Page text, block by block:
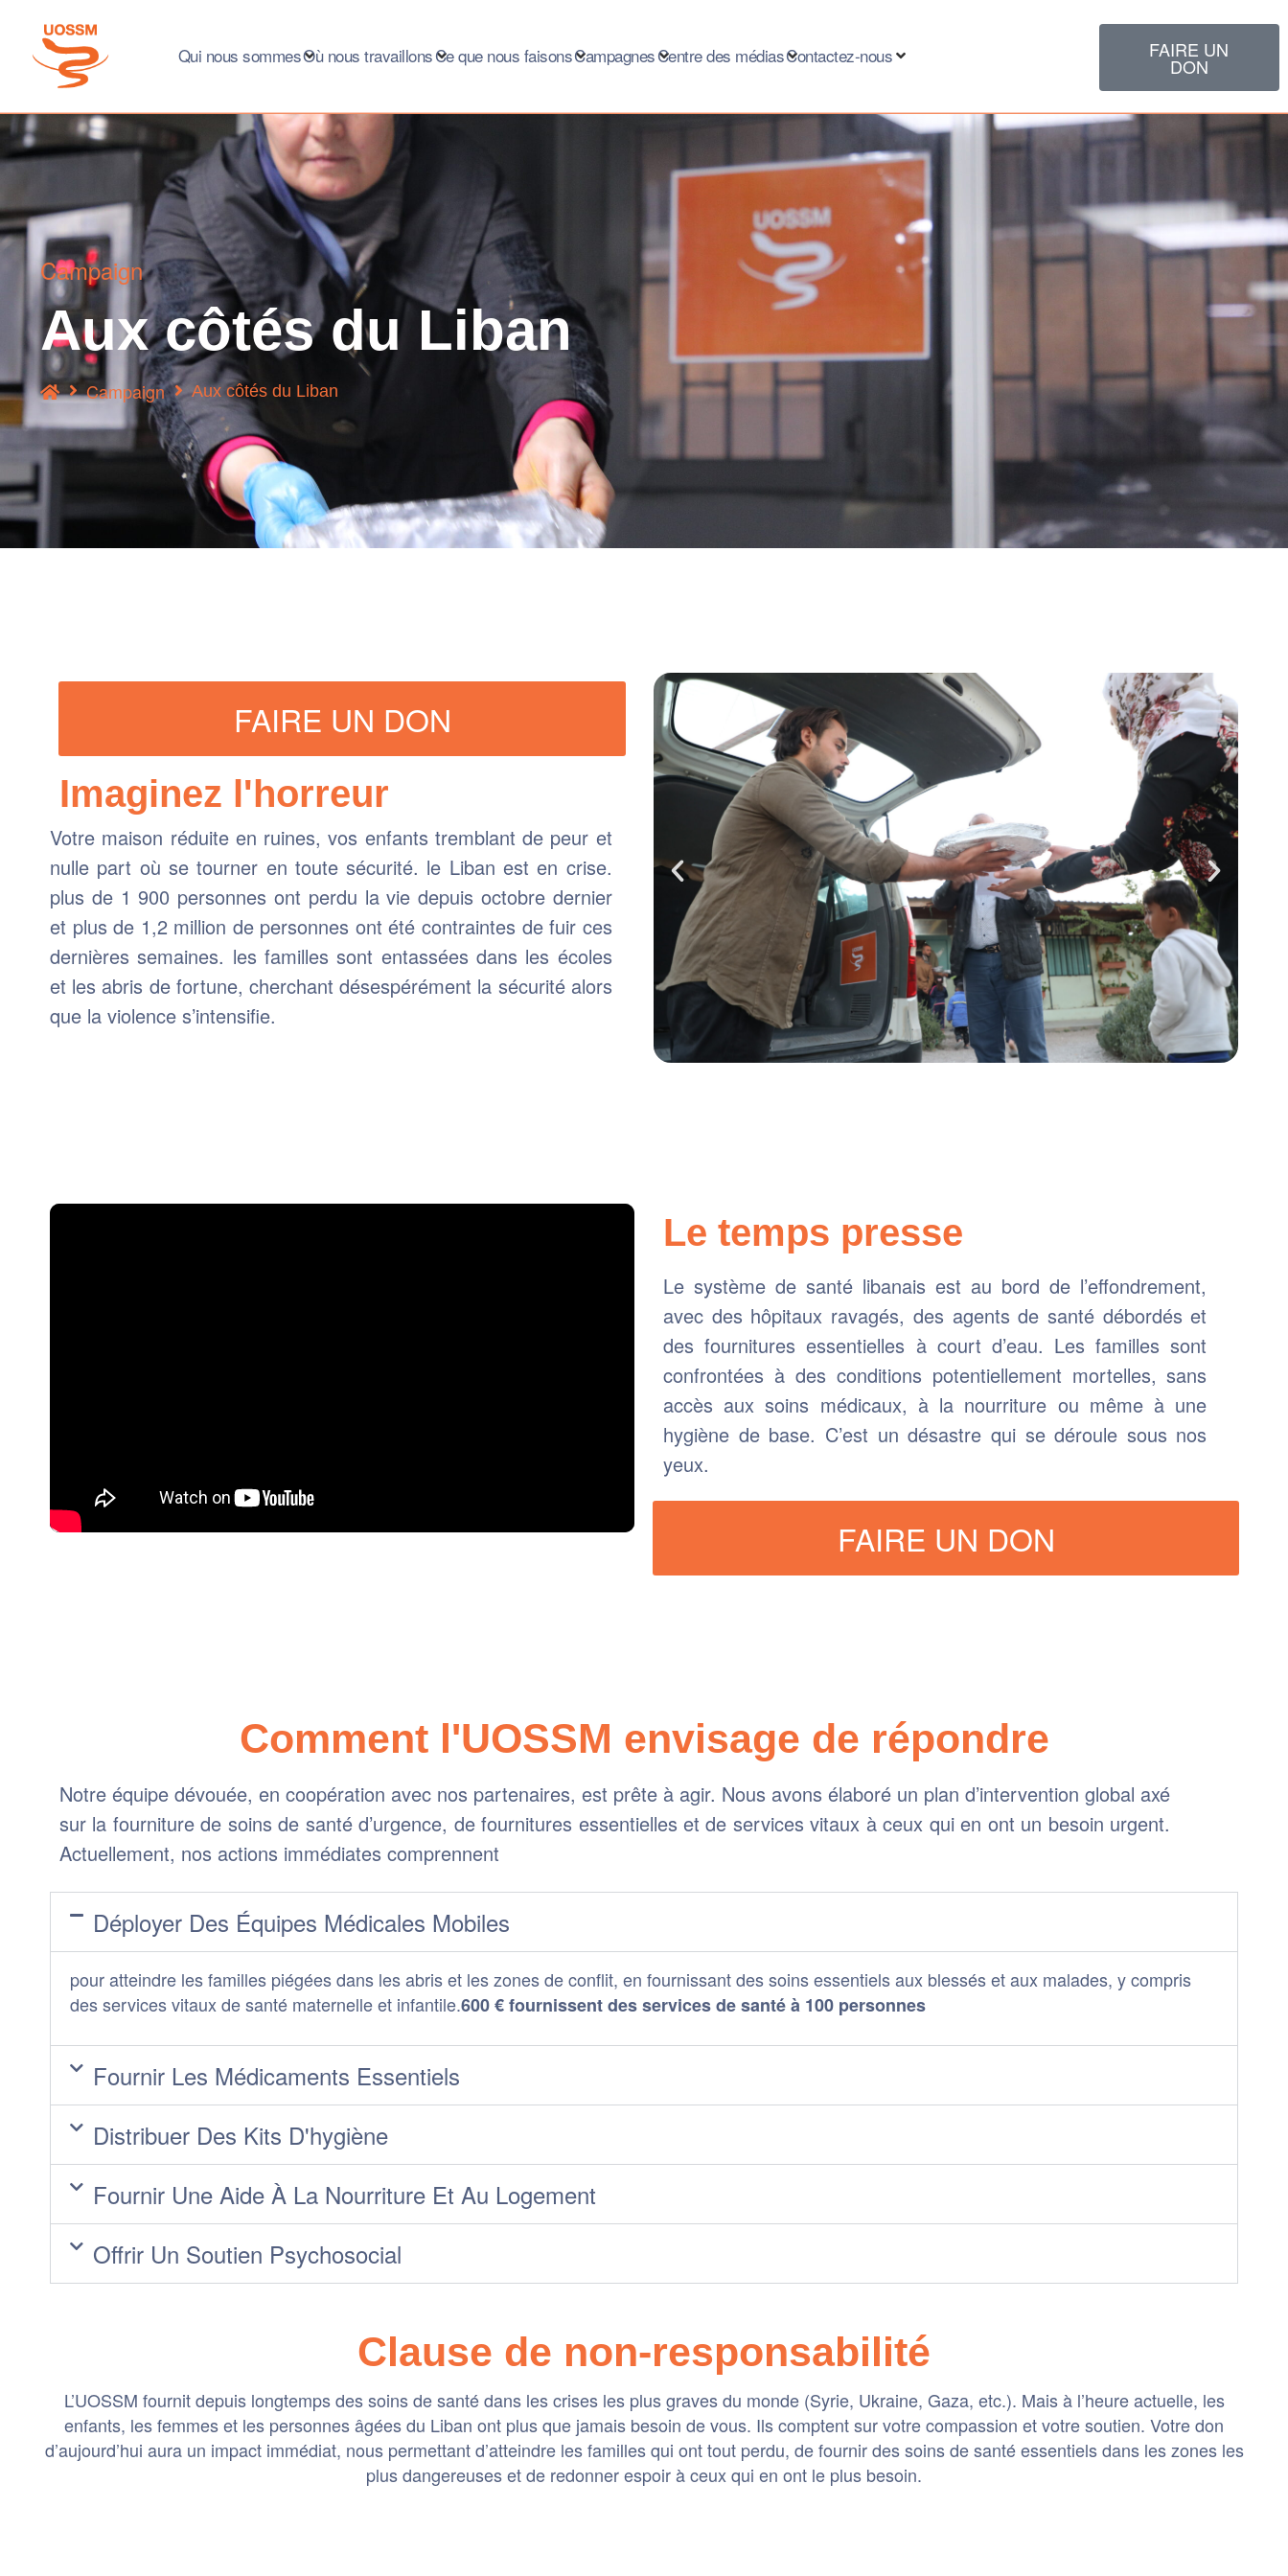
Qui nous sommesOù nous travaillonsCe que nous faisonsCampagnesCentre des médiasContactez-nous FAIRE UN
DON
Campaign
Aux côtés du Liban
Campaign Aux côtés du Liban
FAIRE UN DON
Imaginez l'horreur
Votre maison réduite en ruines, vos enfants tremblant de peur et
nulle part où se tourner en toute sécurité. le Liban est en crise.
plus de 1 900 personnes ont perdu la vie depuis octobre dernier
et plus de 1,2 million de personnes ont été contraintes de fuir ces
dernières semaines. les familles sont entassées dans les écoles
et les abris de fortune, cherchant désespérément la sécurité alors
que la violence s’intensifie.
Le temps presse
Le système de santé libanais est au bord de l’effondrement,
avec des hôpitaux ravagés, des agents de santé débordés et
des fournitures essentielles à court d’eau. Les familles sont
confrontées à des conditions potentiellement mortelles, sans
accès aux soins médicaux, à la nourriture ou même à une
hygiène de base. C’est un désastre qui se déroule sous nos
yeux.
FAIRE UN DON
Comment l'UOSSM envisage de répondre
Notre équipe dévouée, en coopération avec nos partenaires, est prête à agir. Nous avons élaboré un plan d’intervention global axé
sur la fourniture de soins de santé d’urgence, de fournitures essentielles et de services vitaux à ceux qui en ont un besoin urgent.
Actuellement, nos actions immédiates comprennent
Déployer Des Équipes Médicales Mobiles
pour atteindre les familles piégées dans les abris et les zones de conflit, en fournissant des soins essentiels aux blessés et aux malades, y compris
des services vitaux de santé maternelle et infantile.600 € fournissent des services de santé à 100 personnes
Fournir Les Médicaments Essentiels
Distribuer Des Kits D'hygiène
Fournir Une Aide À La Nourriture Et Au Logement
Offrir Un Soutien Psychosocial
Clause de non-responsabilité
L’UOSSM fournit depuis longtemps des soins de santé dans les crises les plus graves du monde (Syrie, Ukraine, Gaza, etc.). Mais à l’heure actuelle, les
enfants, les femmes et les personnes âgées du Liban ont plus que jamais besoin de vous. Ils comptent sur votre compassion et votre soutien. Votre don
d’aujourd’hui aura un impact immédiat, nous permettant d’atteindre les familles qui ont tout perdu, de fournir des soins de santé essentiels dans les zones les
plus dangereuses et de redonner espoir à ceux qui en ont le plus besoin.